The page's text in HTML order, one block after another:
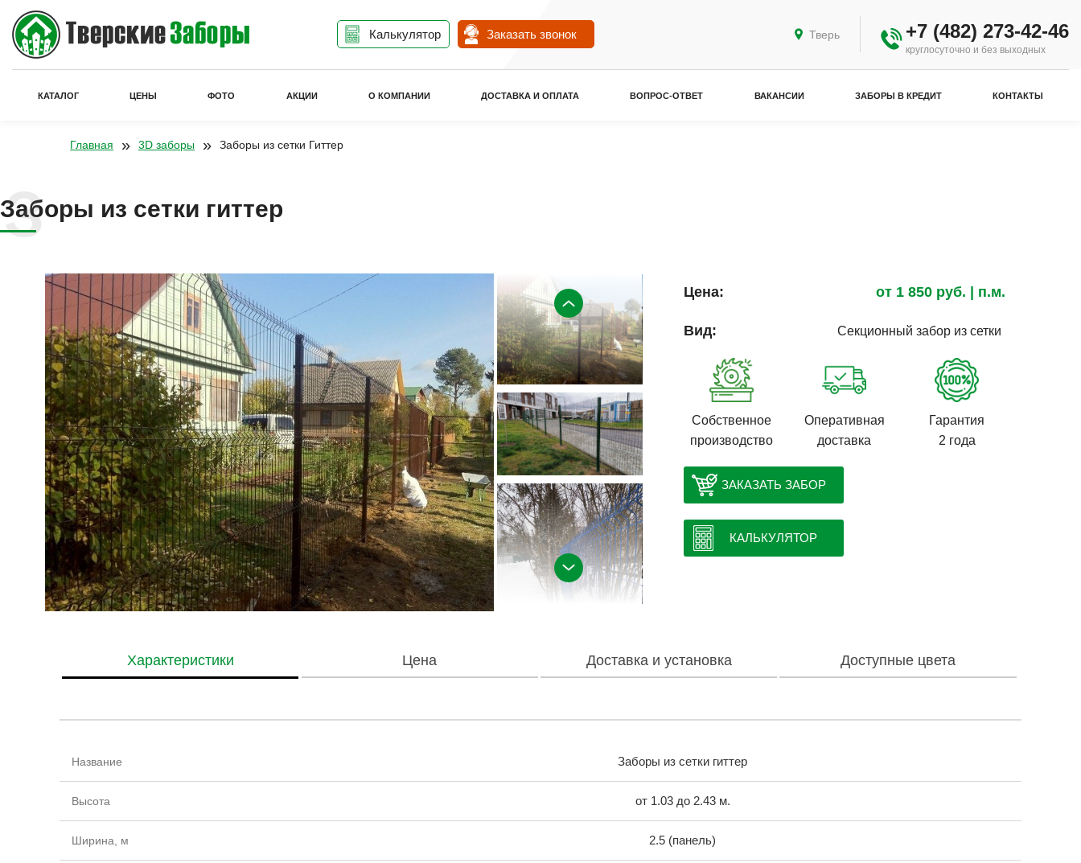
Калькулятор Заказать звонок
КАТАЛОГ ЦЕНЫ ФОТО АКЦИИ О КОМПАНИИ ДОСТАВКА И ОПЛАТА ВОПРОС-ОТВЕТ ВАКАНСИИ ЗАБОРЫ В КРЕДИТ КОНТАКТЫ
Тверь +7 (482) 273-42-46
круглосуточно и без выходных
Главная » 3D заборы » Заборы из сетки Гиттер
Заборы из сетки гиттер
Цена: от 1 850 руб. | п.м.
Вид: Секционный забор из сетки
Собственное
производство
Оперативная
доставка
Гарантия
2 года
ЗАКАЗАТЬ ЗАБОР
КАЛЬКУЛЯТОР
Характеристики Цена Доставка и установка Доступные цвета
Название Заборы из сетки гиттер
Высота от 1.03 до 2.43 м.
Ширина, м 2.5 (панель)